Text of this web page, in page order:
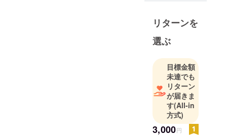
リターンを
選ぶ
目標金額
未達でも
リターン
が届きま
す(All-in
方式)
3,000円